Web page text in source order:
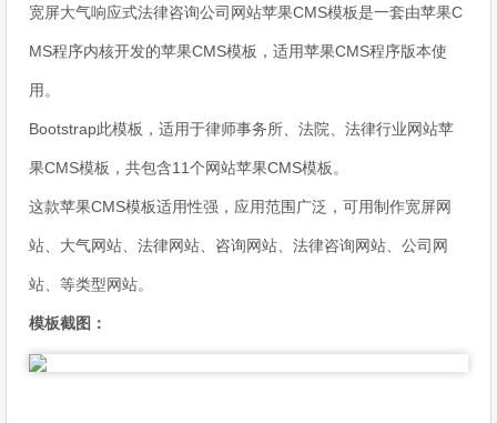
宽屏大气响应式法律咨询公司网站苹果CMS模板是一套由苹果C
MS程序内核开发的苹果CMS模板，适用苹果CMS程序版本使
用。
Bootstrap此模板，适用于律师事务所、法院、法律行业网站苹
果CMS模板，共包含11个网站苹果CMS模板。
这款苹果CMS模板适用性强，应用范围广泛，可用制作宽屏网
站、大气网站、法律网站、咨询网站、法律咨询网站、公司网
站、等类型网站。
模板截图：